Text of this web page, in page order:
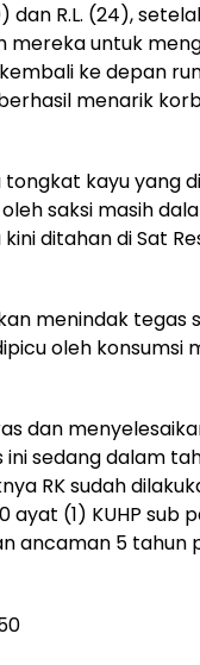
dan R.L. (24),
mereka untuk
ke depan
menarik
kayu yang
saksi masih
ditahan di Sat
menindak tegas
oleh konsumsi
dan
ini sedang dalam
RK sudah
(1) KUHP sub
ancaman 5 tahun